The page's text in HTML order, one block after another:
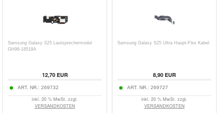
Samsung Galaxy S25 Lautsprechermodul
GH96-18518A
12,70EUR
ART. NR.: 269732
inkl. 20 % MwSt. zzgl.
VERSANDKOSTEN
Samsung Galaxy S25 Ultra Haupt-Flex Kabel
8,90EUR
ART. NR.: 269727
inkl. 20 % MwSt. zzgl.
VERSANDKOSTEN